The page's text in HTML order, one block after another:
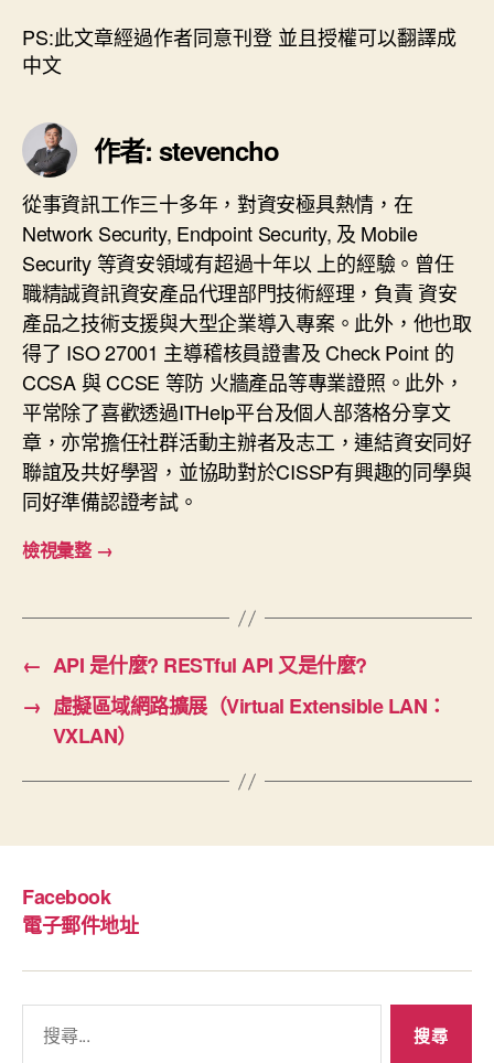
PS:此文章經過作者同意刊登 並且授權可以翻譯成
中文
作者: stevencho
從事資訊工作三十多年，對資安極具熱情，在
Network Security, Endpoint Security, 及 Mobile
Security 等資安領域有超過十年以 上的經驗。曾任
職精誠資訊資安產品代理部門技術經理，負責 資安
產品之技術支援與大型企業導入專案。此外，他也取
得了 ISO 27001 主導稽核員證書及 Check Point 的
CCSA 與 CCSE 等防 火牆產品等專業證照。此外，
平常除了喜歡透過ITHelp平台及個人部落格分享文
章，亦常擔任社群活動主辦者及志工，連結資安同好
聯誼及共好學習，並協助對於CISSP有興趣的同學與
同好準備認證考試。
檢視彙整 →
← API 是什麼? RESTful API 又是什麼?
→ 虛擬區域網路擴展（Virtual Extensible LAN：
VXLAN）
Facebook
電子郵件地址